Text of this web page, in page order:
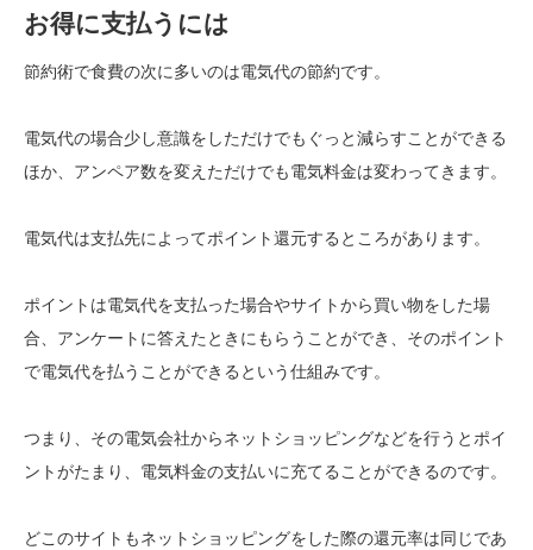
お得に支払うには
節約術で食費の次に多いのは電気代の節約です。
電気代の場合少し意識をしただけでもぐっと減らすことができる
ほか、アンペア数を変えただけでも電気料金は変わってきます。
電気代は支払先によってポイント還元するところがあります。
ポイントは電気代を支払った場合やサイトから買い物をした場
合、アンケートに答えたときにもらうことができ、そのポイント
で電気代を払うことができるという仕組みです。
つまり、その電気会社からネットショッピングなどを行うとポイ
ントがたまり、電気料金の支払いに充てることができるのです。
どこのサイトもネットショッピングをした際の還元率は同じであ